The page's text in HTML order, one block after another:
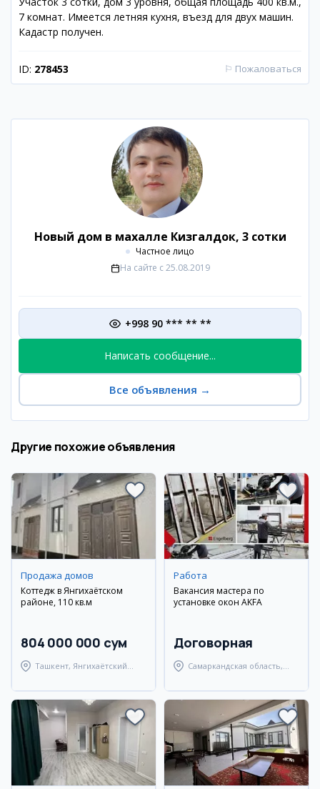
7 комнат. Имеется летняя кухня, въезд для двух машин.
Кадастр получен.
ID: 278453 ⚐ Пожаловаться
Новый дом в махалле Кизгалдок, 3 сотки
Частное лицо
На сайте с 25.08.2019
+998 90 *** ** **
Написать сообщение...
Все объявления →
Другие похожие объявления
Продажа домов
Коттедж в Янгихаётском
районе, 110 кв.м
804 000 000 сум
Ташкент, Янгихаётский
Работа
Вакансия мастера по
установке окон AKFA
Договорная
Самаркандская область,